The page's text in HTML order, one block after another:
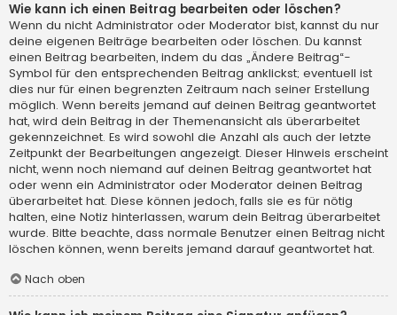
Wie kann ich einen Beitrag bearbeiten oder löschen?
Wenn du nicht Administrator oder Moderator bist, kannst du nur
deine eigenen Beiträge bearbeiten oder löschen. Du kannst
einen Beitrag bearbeiten, indem du das „Ändere Beitrag“-
Symbol für den entsprechenden Beitrag anklickst; eventuell ist
dies nur für einen begrenzten Zeitraum nach seiner Erstellung
möglich. Wenn bereits jemand auf deinen Beitrag geantwortet
hat, wird dein Beitrag in der Themenansicht als überarbeitet
gekennzeichnet. Es wird sowohl die Anzahl als auch der letzte
Zeitpunkt der Bearbeitungen angezeigt. Dieser Hinweis erscheint
nicht, wenn noch niemand auf deinen Beitrag geantwortet hat
oder wenn ein Administrator oder Moderator deinen Beitrag
überarbeitet hat. Diese können jedoch, falls sie es für nötig
halten, eine Notiz hinterlassen, warum dein Beitrag überarbeitet
wurde. Bitte beachte, dass normale Benutzer einen Beitrag nicht
löschen können, wenn bereits jemand darauf geantwortet hat.
Nach oben